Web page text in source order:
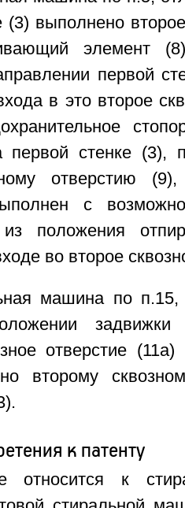
(3) выполнено
элемент
первой
в это второе
первой стенке (3),
отверстию
с
положения
во второе
машина по
отверстие
второму
к патенту
относится к